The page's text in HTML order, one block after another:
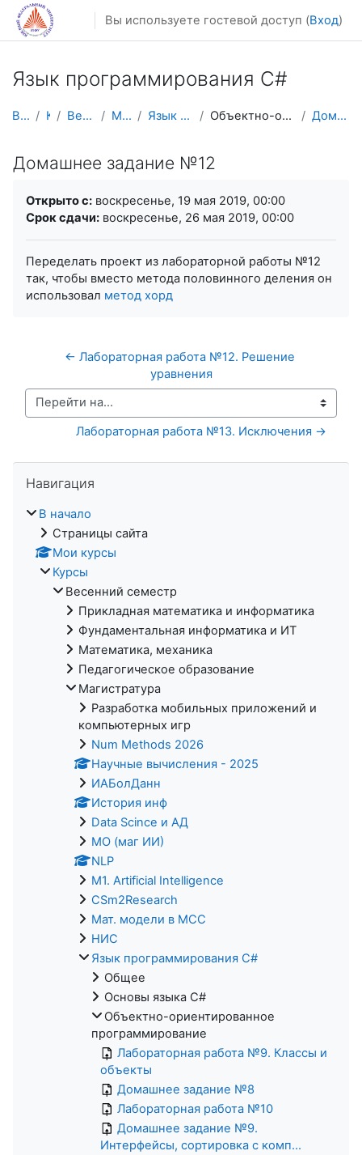
Перейти к основному содержанию
Вы используете гостевой доступ (Вход)
Язык программирования C#
В начало Курсы Весенний семестр Магистратура Язык программирования C# Объектно-ориентированное программирование Домашнее задание №12
Домашнее задание №12
Открыто с: воскресенье, 19 мая 2019, 00:00
Срок сдачи: воскресенье, 26 мая 2019, 00:00
Переделать проект из лабораторной работы №12
так, чтобы вместо метода половинного деления он
использовал метод хорд
← Лабораторная работа №12. Решение
уравнения
Перейти на...
Лабораторная работа №13. Исключения →
Навигация
В начало
Страницы сайта
Мои курсы
Курсы
Весенний семестр
Прикладная математика и информатика
Фундаментальная информатика и ИТ
Математика, механика
Педагогическое образование
Магистратура
Разработка мобильных приложений и
компьютерных игр
Num Methods 2026
Научные вычисления - 2025
ИАБолДанн
История инф
Data Scince и АД
МО (маг ИИ)
NLP
M1. Artificial Intelligence
CSm2Research
Мат. модели в МСС
НИС
Язык программирования C#
Общее
Основы языка C#
Объектно-ориентированное
программирование
Лабораторная работа №9. Классы и
объекты
Домашнее задание №8
Лабораторная работа №10
Домашнее задание №9.
Интерфейсы, сортировка с комп...